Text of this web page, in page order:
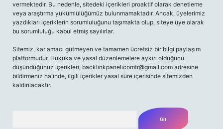
vermektedir. Bu nedenle, sitedeki içerikleri proaktif olarak denetleme
veya araştırma yükümlülüğümüz bulunmamaktadır. Ancak, üyelerimiz
yazdıkları içeriklerin sorumluluğunu taşımakta olup, siteye üye olarak
bu sorumluluğu kabul etmiş sayılırlar.
Sitemiz, kar amacı gütmeyen ve tamamen ücretsiz bir bilgi paylaşım
platformudur. Hukuka ve yasal düzenlemelere aykırı olduğunu
düşündüğünüz içerikleri, backlinkpanelicomtr@gmail.com adresine
bildirmeniz halinde, ilgili içerikler yasal süre içerisinde sitemizden
kaldırılacaktır.